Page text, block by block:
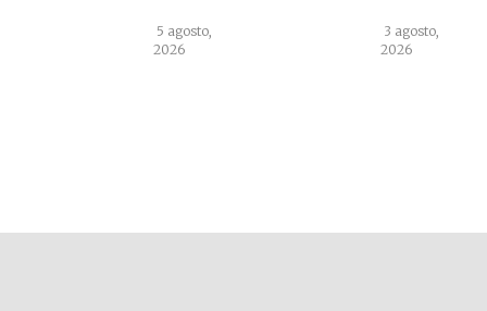
5 agosto,
2026
3 agosto,
2026